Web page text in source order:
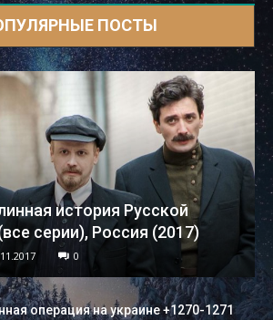
ПОСТЫ
история Русской
серии), Россия (2017)
0
операция на украине +1270-1271